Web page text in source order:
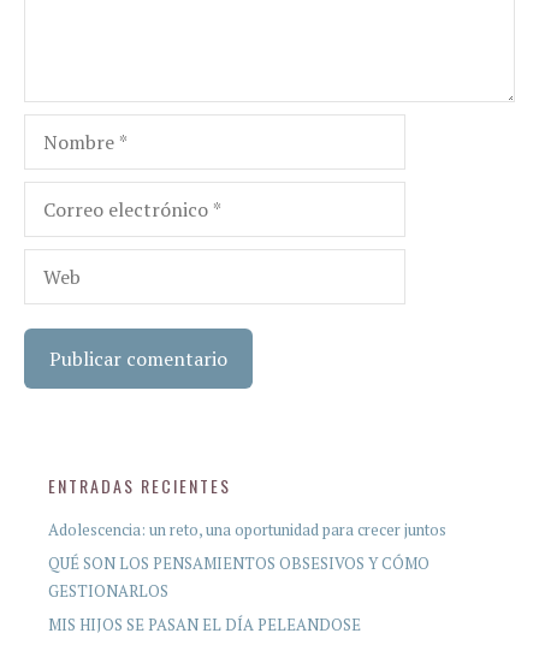
Nombre
Correo
electrónico
Web
ENTRADAS RECIENTES
Adolescencia: un reto, una oportunidad para crecer juntos
QUÉ SON LOS PENSAMIENTOS OBSESIVOS Y CÓMO
GESTIONARLOS
MIS HIJOS SE PASAN EL DÍA PELEANDOSE